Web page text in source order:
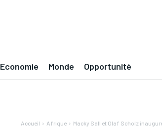
Economie Monde Opportunité
Accueil Afrique Macky Sall et Olaf Scholz